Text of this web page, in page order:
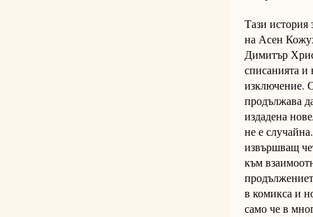
Тази история
на Асен
Димитър
списанията и
изключение.
продължава
издадена
не е
извършващ
към
в комикса и
само че в